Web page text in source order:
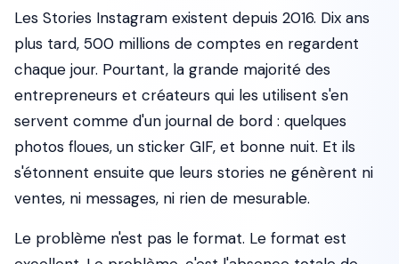
Les Stories Instagram existent depuis 2016. Dix ans
plus tard, 500 millions de comptes en regardent
chaque jour. Pourtant, la grande majorité des
entrepreneurs et créateurs qui les utilisent s'en
servent comme d'un journal de bord : quelques
photos floues, un sticker GIF, et bonne nuit. Et ils
s'étonnent ensuite que leurs stories ne génèrent ni
ventes, ni messages, ni rien de mesurable.
Le problème n'est pas le format. Le format est